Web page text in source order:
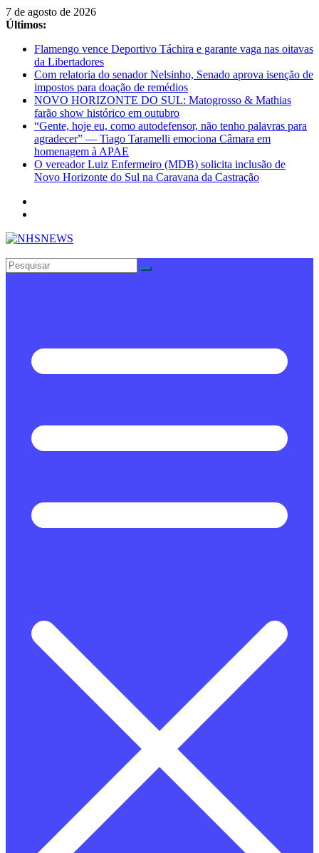
Pular
para
conteúdo
7 de agosto de 2026
Últimos:
Flamengo vence Deportivo Táchira e garante vaga nas oitavas
da Libertadores
Com relatoria do senador Nelsinho, Senado aprova isenção de
impostos para doação de remédios
NOVO HORIZONTE DO SUL: Matogrosso & Mathias
farão show histórico em outubro
“Gente, hoje eu, como autodefensor, não tenho palavras para
agradecer” — Tiago Taramelli emociona Câmara em
homenagem à APAE
O vereador Luiz Enfermeiro (MDB) solicita inclusão de
Novo Horizonte do Sul na Caravana da Castração